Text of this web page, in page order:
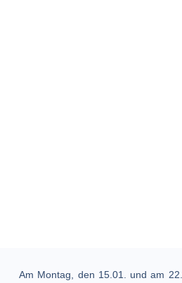
Am Montag, den 15.01. und am